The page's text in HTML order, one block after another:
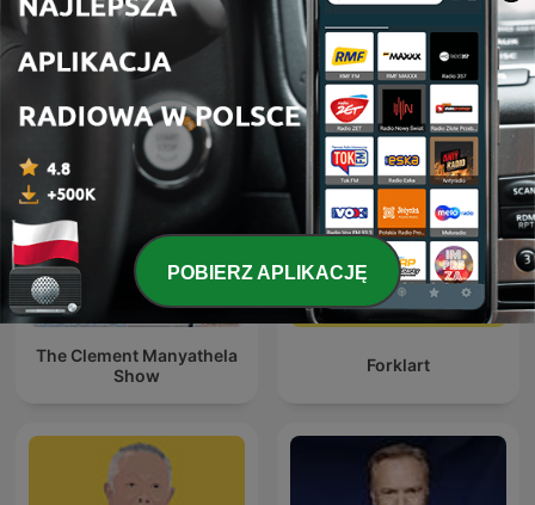
La Republica - Sin guion Kriminálka
The Clement Manyathela
Show
Forklart
POBIERZ APLIKACJĘ